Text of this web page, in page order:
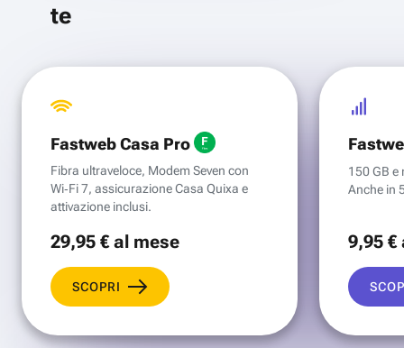
te
Fastweb Casa Pro
Fibra ultraveloce, Modem Seven con
Wi‑Fi 7, assicurazione Casa Quixa e
attivazione inclusi.
29,95 €al mese
SCOPRI
150 GB e
Anche in
9,95 €